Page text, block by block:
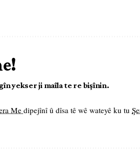
yekser ji maîla te re bişînin.
Medipejînî û dîsa tê wê wateyê ku tu